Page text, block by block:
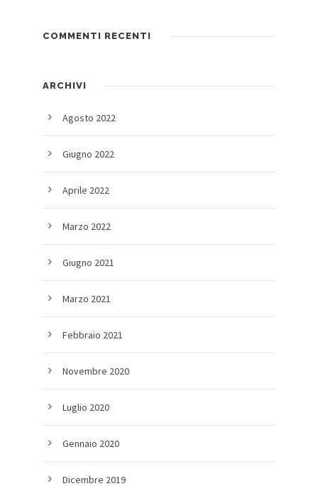
COMMENTI RECENTI
ARCHIVI
Agosto 2022
Giugno 2022
Aprile 2022
Marzo 2022
Giugno 2021
Marzo 2021
Febbraio 2021
Novembre 2020
Luglio 2020
Gennaio 2020
Dicembre 2019